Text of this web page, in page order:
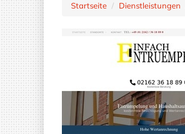
Startseite Dienstleistungen